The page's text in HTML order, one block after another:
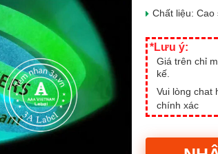
Chất liệu: Cao
*Lưu ý:
Giá trên chỉ
kế.
Vui lòng chat
chính xác